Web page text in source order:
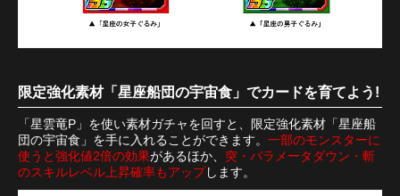
限定強化素材「星座船団の宇宙食」でカードを育てよう!
「星雲竜P」を使い素材ガチャを回すと、限定強化素材「星座船
団の宇宙食」を手に入れることができます。 一部のモンスターに
使うと強化値2倍の効果があるほか、 突・パラメータダウン・斬
のスキルレベル上昇確率もアップします。